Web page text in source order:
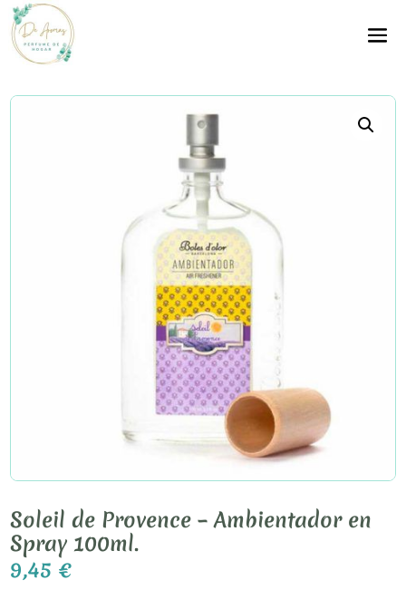
Soleil de Provence – Ambientador en
Spray 100ml.
9,45€